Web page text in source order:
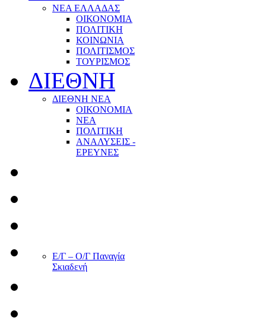
ΝΕΑ ΕΛΛΑΔΑΣ
ΟΙΚΟΝΟΜΙΑ
ΠΟΛΙΤΙΚΗ
ΚΟΙΝΩΝΙΑ
ΠΟΛΙΤΙΣΜΟΣ
ΤΟΥΡΙΣΜΟΣ
ΔΙΕΘΝΗ
ΔΙΕΘΝΗ ΝΕΑ
ΟΙΚΟΝΟΜΙΑ
ΝΕΑ
ΠΟΛΙΤΙΚΗ
ΑΝΑΛΥΣΕΙΣ -
ΕΡΕΥΝΕΣ
Ε/Γ – Ο/Γ Παναγία
Σκιαδενή